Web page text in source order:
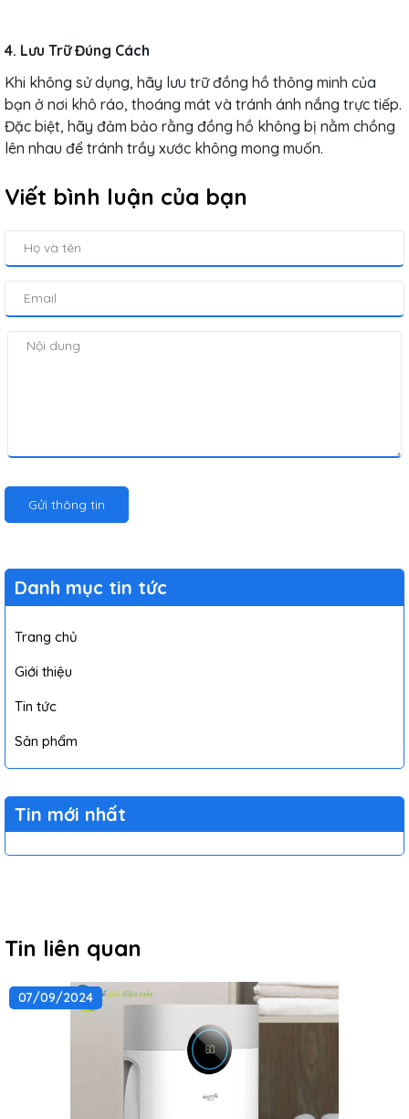
4. Lưu Trữ Đúng Cách
Khi không sử dụng, hãy lưu trữ đồng hồ thông minh của
bạn ở nơi khô ráo, thoáng mát và tránh ánh nắng trực tiếp.
Đặc biệt, hãy đảm bảo rằng đồng hồ không bị nằm chồng
lên nhau để tránh trầy xước không mong muốn.
Viết bình luận của bạn
Gửi thông tin
Danh mục tin tức
Trang chủ
Giới thiệu
Tin tức
Sản phẩm
Tin mới nhất
Tin liên quan
07/09/2024